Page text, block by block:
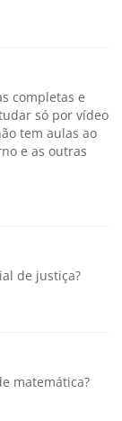
completas e
só por vídeo
tem aulas ao
e as outras
de justiça?
matemática?